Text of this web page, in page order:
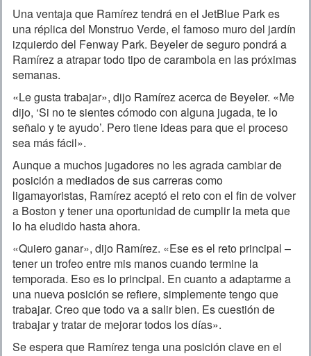
Una ventaja que Ramírez tendrá en el JetBlue Park es
una réplica del Monstruo Verde, el famoso muro del jardín
izquierdo del Fenway Park. Beyeler de seguro pondrá a
Ramírez a atrapar todo tipo de carambola en las próximas
semanas.
«Le gusta trabajar», dijo Ramírez acerca de Beyeler. «Me
dijo, ‘Si no te sientes cómodo con alguna jugada, te lo
señalo y te ayudo’. Pero tiene ideas para que el proceso
sea más fácil».
Aunque a muchos jugadores no les agrada cambiar de
posición a mediados de sus carreras como
ligamayoristas, Ramírez aceptó el reto con el fin de volver
a Boston y tener una oportunidad de cumplir la meta que
lo ha eludido hasta ahora.
«Quiero ganar», dijo Ramírez. «Ese es el reto principal –
tener un trofeo entre mis manos cuando termine la
temporada. Eso es lo principal. En cuanto a adaptarme a
una nueva posición se refiere, simplemente tengo que
trabajar. Creo que todo va a salir bien. Es cuestión de
trabajar y tratar de mejorar todos los días».
Se espera que Ramírez tenga una posición clave en el